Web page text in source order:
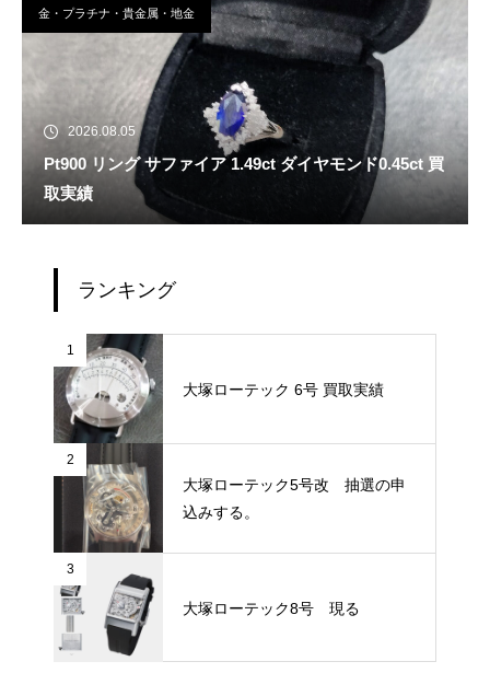
金・プラチナ・貴金属・地金
2026.08.05
Pt900 リング サファイア 1.49ct ダイヤモンド0.45ct 買
取実績
ランキング
1
大塚ローテック 6号 買取実績
2
大塚ローテック5号改 抽選の申
込みする。
3
大塚ローテック8号 現る